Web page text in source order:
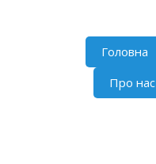
Головна
Про нас